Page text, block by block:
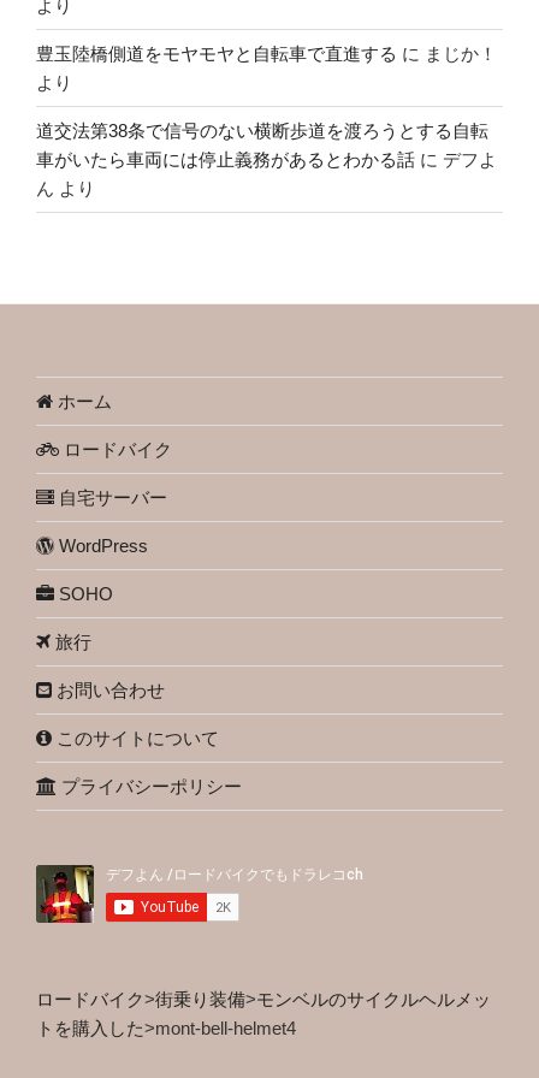
より
豊玉陸橋側道をモヤモヤと自転車で直進する に まじか！
より
道交法第38条で信号のない横断歩道を渡ろうとする自転
車がいたら車両には停止義務があるとわかる話 に デフよ
ん より
ホーム
ロードバイク
自宅サーバー
WordPress
SOHO
旅行
お問い合わせ
このサイトについて
プライバシーポリシー
ロードバイク>街乗り装備>モンベルのサイクルヘルメッ
トを購入した>mont-bell-helmet4